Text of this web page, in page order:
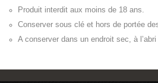
Produit interdit aux moins de 18 ans.
Conserver sous clé et hors de portée
A conserver dans un endroit sec, à